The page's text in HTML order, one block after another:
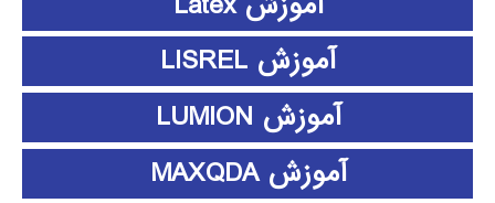
آموزش LISREL
آموزش LUMION
آموزش MAXQDA